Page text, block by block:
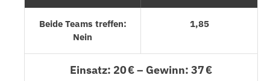
Beide Teams treffen:
Nein
1,85
Einsatz: 20 € – Gewinn: 37 €